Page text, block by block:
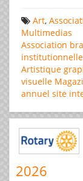
Art,
Multimedias
Association
institutionnelle
Artistique
visuelle
annuel site
2026